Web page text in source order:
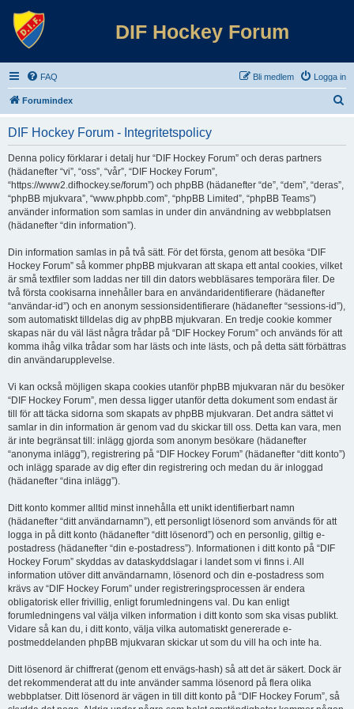
DIF Hockey Forum
FAQ Logga in
Bli medlem
Forumindex
DIF Hockey Forum - Integritetspolicy
Denna policy förklarar i detalj hur “DIF Hockey Forum” och deras partners
(hädanefter “vi”, “oss”, “vår”, “DIF Hockey Forum”,
“https://www2.difhockey.se/forum”) och phpBB (hädanefter “de”, “dem”, “deras”,
“phpBB mjukvara”, “www.phpbb.com”, “phpBB Limited”, “phpBB Teams”)
använder information som samlas in under din användning av webbplatsen
(hädanefter “din information”).
Din information samlas in på två sätt. För det första, genom att besöka “DIF
Hockey Forum” så kommer phpBB mjukvaran att skapa ett antal cookies, vilket
är små textfiler som laddas ner till din dators webbläsares temporära filer. De
två första cookisarna innehåller bara en användaridentifierare (hädanefter
“användar-id”) och en anonym sessionsidentifierare (hädanefter “sessions-id”),
som automatiskt tilldelas dig av phpBB mjukvaran. En tredje cookie kommer
skapas när du väl läst några trådar på “DIF Hockey Forum” och används för att
komma ihåg vilka trådar som har lästs och inte lästs, och på detta sätt förbättras
din användarupplevelse.
Vi kan också möjligen skapa cookies utanför phpBB mjukvaran när du besöker
“DIF Hockey Forum”, men dessa ligger utanför detta dokument som endast är
till för att täcka sidorna som skapats av phpBB mjukvaran. Det andra sättet vi
samlar in din information är genom vad du skickar till oss. Detta kan vara, men
är inte begränsat till: inlägg gjorda som anonym besökare (hädanefter
“anonyma inlägg”), registrering på “DIF Hockey Forum” (hädanefter “ditt konto”)
och inlägg sparade av dig efter din registrering och medan du är inloggad
(hädanefter “dina inlägg”).
Ditt konto kommer alltid minst innehålla ett unikt identifierbart namn
(hädanefter “ditt användarnamn”), ett personligt lösenord som används för att
logga in på ditt konto (hädanefter “ditt lösenord”) och en personlig, giltig e-
postadress (hädanefter “din e-postadress”). Informationen i ditt konto på “DIF
Hockey Forum” skyddas av dataskyddslagar i landet som vi finns i. All
information utöver ditt användarnamn, lösenord och din e-postadress som
krävs av “DIF Hockey Forum” under registreringsprocessen är endera
obligatorisk eller frivillig, enligt forumledningens val. Du kan enligt
forumledningens val välja vilken information i ditt konto som ska visas publikt.
Vidare så kan du, i ditt konto, välja vilka automatiskt genererade e-
postmeddelanden phpBB mjukvaran skickar ut som du vill ha och inte ha.
Ditt lösenord är chiffrerat (genom ett envägs-hash) så att det är säkert. Dock är
det rekommenderat att du inte använder samma lösenord på flera olika
webbplatser. Ditt lösenord är vägen in till ditt konto på “DIF Hockey Forum”, så